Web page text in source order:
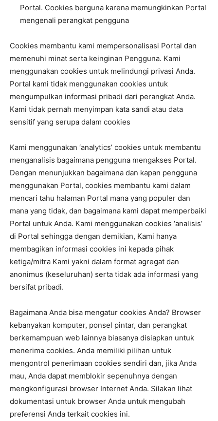
Portal. Cookies berguna karena memungkinkan Portal
mengenali perangkat pengguna
Cookies membantu kami mempersonalisasi Portal dan
memenuhi minat serta keinginan Pengguna. Kami
menggunakan cookies untuk melindungi privasi Anda.
Portal kami tidak menggunakan cookies untuk
mengumpulkan informasi pribadi dari perangkat Anda.
Kami tidak pernah menyimpan kata sandi atau data
sensitif yang serupa dalam cookies
Kami menggunakan ‘analytics’ cookies untuk membantu
menganalisis bagaimana pengguna mengakses Portal.
Dengan menunjukkan bagaimana dan kapan pengguna
menggunakan Portal, cookies membantu kami dalam
mencari tahu halaman Portal mana yang populer dan
mana yang tidak, dan bagaimana kami dapat memperbaiki
Portal untuk Anda. Kami menggunakan cookies ‘analisis’
di Portal sehingga dengan demikian, Kami hanya
membagikan informasi cookies ini kepada pihak
ketiga/mitra Kami yakni dalam format agregat dan
anonimus (keseluruhan) serta tidak ada informasi yang
bersifat pribadi.
Bagaimana Anda bisa mengatur cookies Anda? Browser
kebanyakan komputer, ponsel pintar, dan perangkat
berkemampuan web lainnya biasanya disiapkan untuk
menerima cookies. Anda memiliki pilihan untuk
mengontrol penerimaan cookies sendiri dan, jika Anda
mau, Anda dapat memblokir sepenuhnya dengan
mengkonfigurasi browser Internet Anda. Silakan lihat
dokumentasi untuk browser Anda untuk mengubah
preferensi Anda terkait cookies ini.